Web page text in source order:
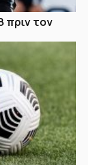
πριν τον